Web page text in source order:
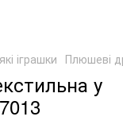
іграшки Плюшеві
у